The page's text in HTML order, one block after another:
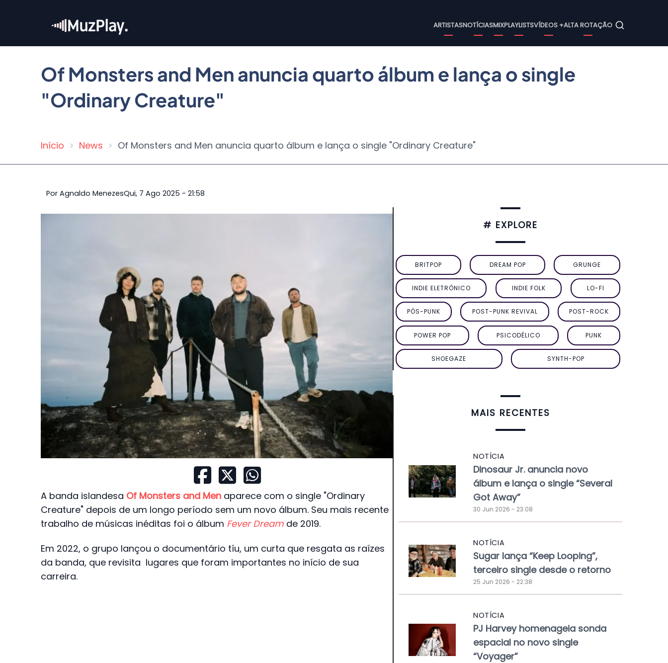
conteúdo
Main
navigation
ARTISTASNOTÍCIASMIXPLAYLISTSVÍDEOS +ALTA ROTAÇÃO
Of Monsters and Men anuncia quarto álbum e lança o single
"Ordinary Creature"
Trilha
navegação
Início News Of Monsters and Men anuncia quarto álbum e lança o single "Ordinary Creature"
Por Agnaldo MenezesQui, 7 Ago 2025 - 21:58
A banda islandesa Of Monsters and Men aparece com o single "Ordinary
Creature" depois de um longo período sem um novo álbum. Seu mais recente
trabalho de músicas inéditas foi o álbum Fever Dream de 2019.
Em 2022, o grupo lançou o documentário tíu, um curta que resgata as raízes
da banda, que revisita lugares que foram importantes no início de sua
carreira.
# EXPLORE
BRITPOP DREAM POP GRUNGE
INDIE ELETRÔNICO INDIE FOLK LO-FI
PÓS-PUNK POST-PUNK REVIVAL POST-ROCK
POWER POP PSICODÉLICO PUNK
SHOEGAZE SYNTH-POP
MAIS RECENTES
NOTÍCIA
Dinosaur Jr. anuncia novo
álbum e lança o single “Several
Got Away”
30 Jun 2026 - 23:08
NOTÍCIA
Sugar lança “Keep Looping”,
terceiro single desde o retorno
25 Jun 2026 - 22:38
NOTÍCIA
PJ Harvey homenageia sonda
espacial no novo single
“Voyager”